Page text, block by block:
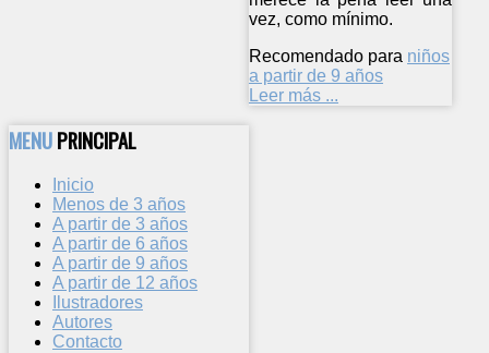
vez, como mínimo.
Recomendado para niños
a partir de 9 años
Leer más ...
MENUPRINCIPAL
Inicio
Menos de 3 años
A partir de 3 años
A partir de 6 años
A partir de 9 años
A partir de 12 años
Ilustradores
Autores
Contacto